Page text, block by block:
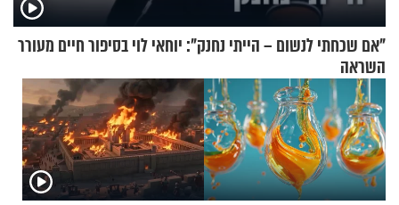
"אם שכחתי לנשום – הייתי נחנק": יוחאי לוי בסיפור חיים מעורר
השראה